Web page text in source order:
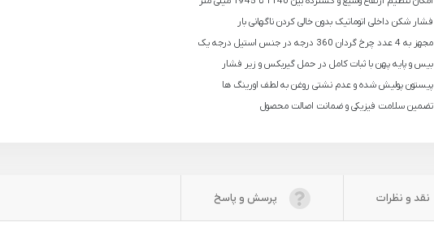
فشار شکن داخلی اتوماتیک بدون خالی کردن ناگهانی بار
مجهز به 4 عدد چرخ گردان 360 درجه در جنس استیل درجه یک
بیس و پایه پهن با ثبات کامل در حمل گیربکس و زیر فشار
پیستون پولیش شده و عدم نشتی روغن به لطف اورینگ ها
تضمین سلامت فیزیکی و ضمانت اصالت محصول
نقد و نظرات پرسش و پاسخ